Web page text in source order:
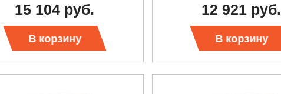
15 104 руб.
В корзину
12 921 руб.
В корзину